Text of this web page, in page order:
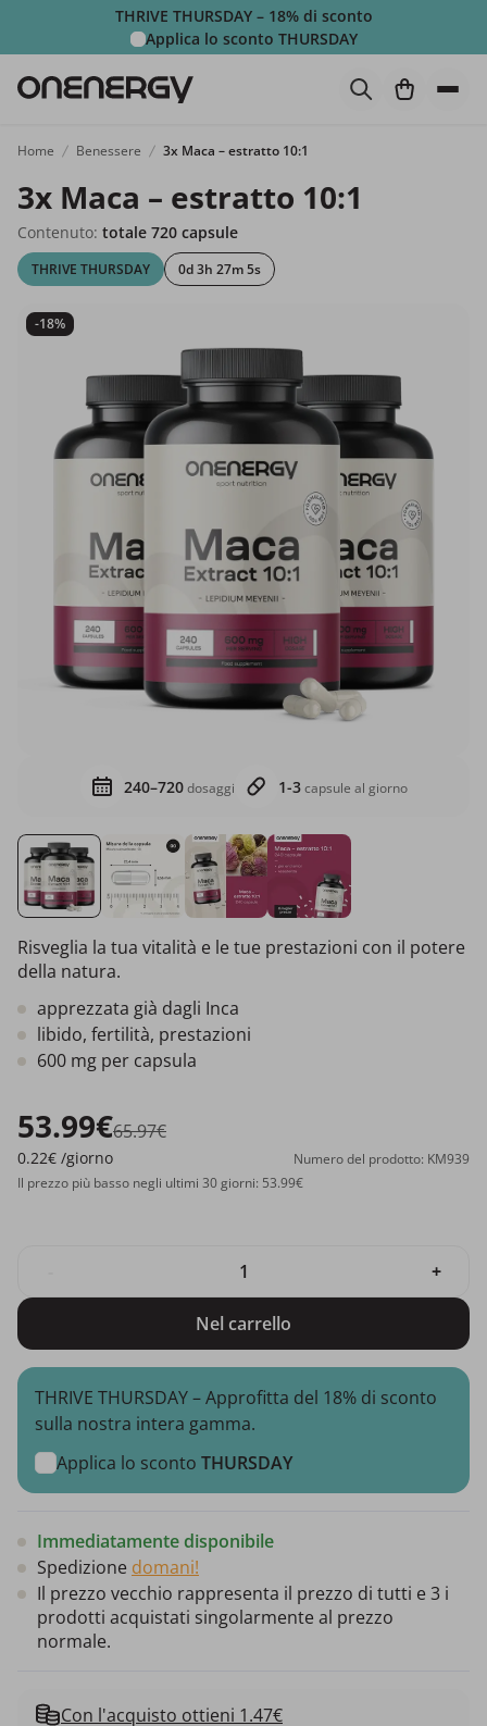
THRIVE THURSDAY – 18% di sconto
Applica lo sconto THURSDAY
Home Benessere 3x Maca – estratto 10:1
3x Maca – estratto 10:1
Contenuto: totale 720 capsule
THRIVE THURSDAY 0d 3h 27m 4s
-18%
240–720dosaggi 1-3capsule al giorno
Risveglia la tua vitalità e le tue prestazioni con il potere
della natura.
apprezzata già dagli Inca
libido, fertilità, prestazioni
600 mg per capsula
53.99€65.97€
0.22€ /giorno
Numero del prodotto: KM939
Il prezzo più basso negli ultimi 30 giorni: 53.99€
+
Nel carrello
THRIVE THURSDAY – Approfitta del 18% di sconto
sulla nostra intera gamma.
Applica lo sconto THURSDAY
Immediatamente disponibile
Spedizione domani!
Il prezzo vecchio rappresenta il prezzo di tutti e 3 i
prodotti acquistati singolarmente al prezzo
normale.
Con l'acquisto ottieni 1.47€